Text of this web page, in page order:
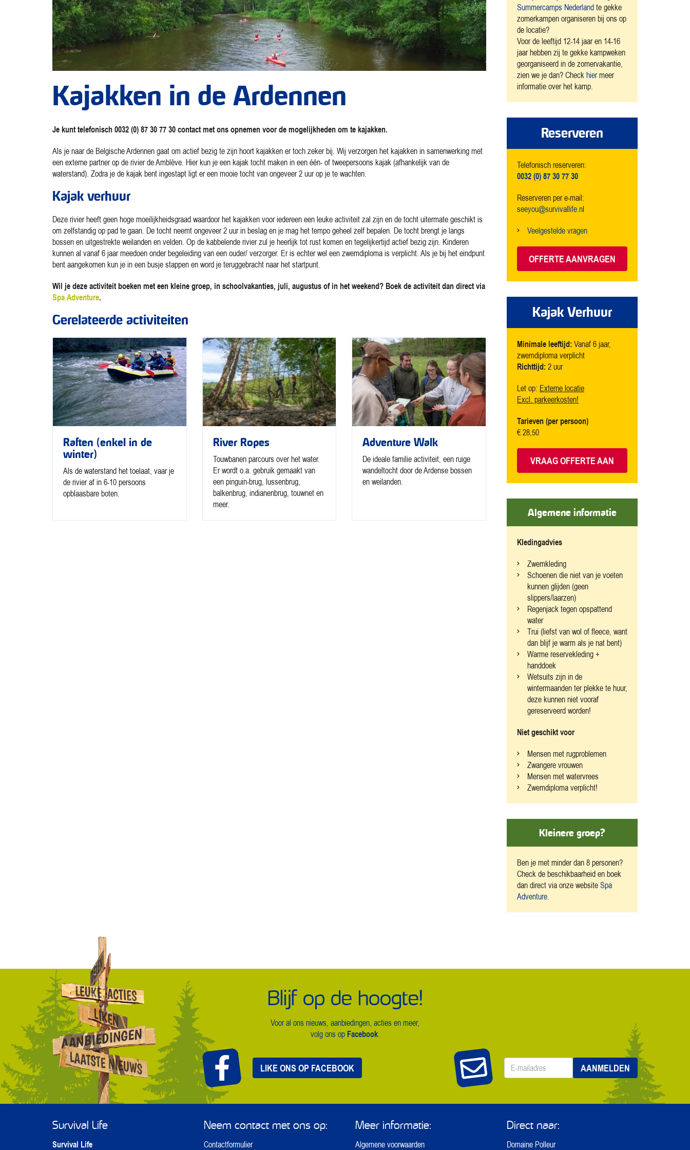
Kajakken in de Ardennen
Je kunt telefonisch 0032 (0) 87 30 77 30 contact met ons opnemen voor de mogelijkheden om te kajakken.
Als je naar de Belgische Ardennen gaat om actief bezig te zijn hoort kajakken er toch zeker bij. Wij verzorgen het kajakken in samenwerking met
een externe partner op de rivier de Amblève. Hier kun je een kajak tocht maken in een één- of tweepersoons kajak (afhankelijk van de
waterstand). Zodra je de kajak bent ingestapt ligt er een mooie tocht van ongeveer 2 uur op je te wachten.
Kajak verhuur
Deze rivier heeft geen hoge moeilijkheidsgraad waardoor het kajakken voor iedereen een leuke activiteit zal zijn en de tocht uitermate geschikt is
om zelfstandig op pad te gaan. De tocht neemt ongeveer 2 uur in beslag en je mag het tempo geheel zelf bepalen. De tocht brengt je langs
bossen en uitgestrekte weilanden en velden. Op de kabbelende rivier zul je heerlijk tot rust komen en tegelijkertijd actief bezig zijn. Kinderen
kunnen al vanaf 6 jaar meedoen onder begeleiding van een ouder/ verzorger. Er is echter wel een zwemdiploma is verplicht. Als je bij het eindpunt
bent aangekomen kun je in een busje stappen en word je teruggebracht naar het startpunt.
Wil je deze activiteit boeken met een kleine groep, in schoolvakanties, juli, augustus of in het weekend? Boek de activiteit dan direct via
Spa Adventure.
Gerelateerde activiteiten
Raften (enkel in de
winter)
Als de waterstand het toelaat, vaar je
de rivier af in 6-10 persoons
opblaasbare boten.
River Ropes
Touwbanen parcours over het water.
Er wordt o.a. gebruik gemaakt van
een pinguin-brug, lussenbrug,
balkenbrug, indianenbrug, touwnet en
meer.
Adventure Walk
De ideale familie activiteit, een ruige
wandeltocht door de Ardense bossen
en weilanden.
Summercamps Nederlandte gekke
zomerkampen organiseren bij ons op
de locatie?
Voor de leeftijd 12-14 jaar en 14-16
jaar hebben zij te gekke kampweken
georganiseerd in de zomervakantie,
zien we je dan? Checkhiermeer
informatie over het kamp.
Reserveren
Telefonisch reserveren:
0032 (0) 87 30 77 30
Reserveren per e-mail:
seeyou@survivallife.nl
Veelgestelde vragen
OFFERTE AANVRAGEN
Kajak Verhuur
Minimale leeftijd: Vanaf 6 jaar,
zwemdiploma verplicht
Richttijd: 2 uur
Let op: Externe locatie
Excl. parkeerkosten!
Tarieven (per persoon)
€28,50
VRAAG OFFERTE AAN
Algemene informatie
Kledingadvies
Zwemkleding
Schoenen die niet van je voeten
kunnen glijden (geen
slippers/laarzen)
Regenjack tegen opspattend
water
Trui (liefst van wol of fleece, want
dan blijf je warm als je nat bent)
Warme reservekleding +
handdoek
Wetsuits zijn in de
wintermaanden ter plekke te huur,
deze kunnen niet vooraf
gereserveerd worden!
Niet geschikt voor
Mensen met rugproblemen
Zwangere vrouwen
Mensen met watervrees
Zwemdiploma verplicht!
Kleinere groep?
Ben je met minder dan 8 personen?
Check de beschikbaarheid en boek
dan direct via onze websiteSpa
Adventure.
Blijf op de hoogte!
Voor al ons nieuws, aanbiedingen, acties en meer,
volg ons op Facebook.
LIKE ONS OP FACEBOOK
E-
mailadres * AANMELDEN
Survival Life
Survival Life
Neem contact met ons op:
Contactformulier
Meer informatie:
Algemene voorwaarden
Direct naar:
Domaine Polleur